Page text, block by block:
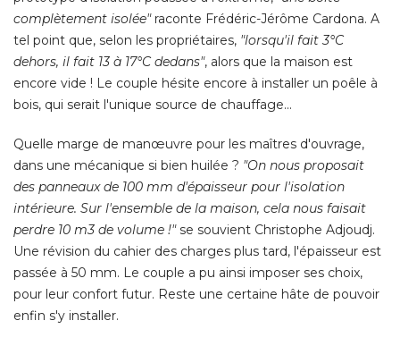
complètement isolée"raconte Frédéric-Jérôme Cardona. A
tel point que, selon les propriétaires, "lorsqu'il fait 3°C
dehors, il fait 13 à 17°C dedans", alors que la maison est
encore vide ! Le couple hésite encore à installer un poêle à
bois, qui serait l'unique source de chauffage...
Quelle marge de manœuvre pour les maîtres d'ouvrage,
dans une mécanique si bien huilée ? "On nous proposait
des panneaux de 100 mm d'épaisseur pour l'isolation
intérieure. Sur l'ensemble de la maison, cela nous faisait
perdre 10 m3 de volume !" se souvient Christophe Adjoudj.
Une révision du cahier des charges plus tard, l'épaisseur est
passée à 50 mm. Le couple a pu ainsi imposer ses choix,
pour leur confort futur. Reste une certaine hâte de pouvoir
enfin s'y installer.